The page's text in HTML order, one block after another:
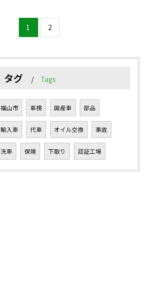
1 2
タグ Tags
福山市 車検 国産車 部品
輸入車 代車 オイル交換 事故
洗車 保険 下取り 認証工場